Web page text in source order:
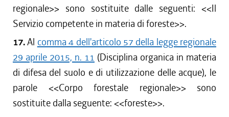
regionale>> sono sostituite dalle seguenti: <<Il
Servizio competente in materia di foreste>>.
17.Al comma 4 dell'articolo 57 della legge regionale
29 aprile 2015, n. 11 (Disciplina organica in materia
di difesa del suolo e di utilizzazione delle acque), le
parole <<Corpo forestale regionale>> sono
sostituite dalla seguente: <<foreste>>.